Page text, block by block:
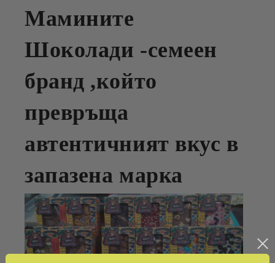
Мамините
Шоколади -семеен
бранд ,който
превръща
автентичният вкус в
запазена марка